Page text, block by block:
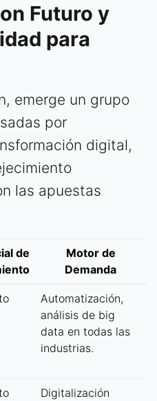
Futuro y
para
emerge un grupo
por
digital,
las apuestas
de
Motor de
Demanda
Automatización,
análisis de big
data en todas las
industrias.
Digitalización